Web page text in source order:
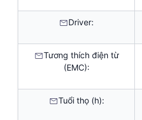
Driver:
Tương thích điện từ
(EMC):
Tuổi thọ (h):